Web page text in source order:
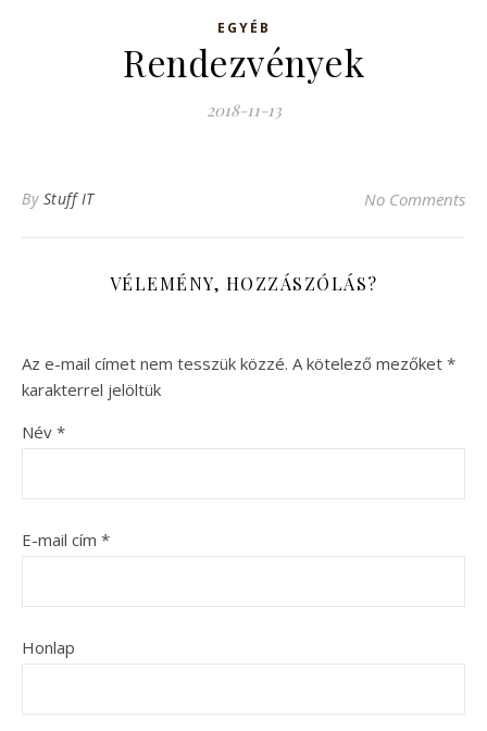
EGYÉB
Rendezvények
2018-11-13
By Stuff IT No Comments
VÉLEMÉNY, HOZZÁSZÓLÁS?
Az e-mail címet nem tesszük közzé. A kötelező mezőket *
karakterrel jelöltük
Név *
E-mail cím *
Honlap